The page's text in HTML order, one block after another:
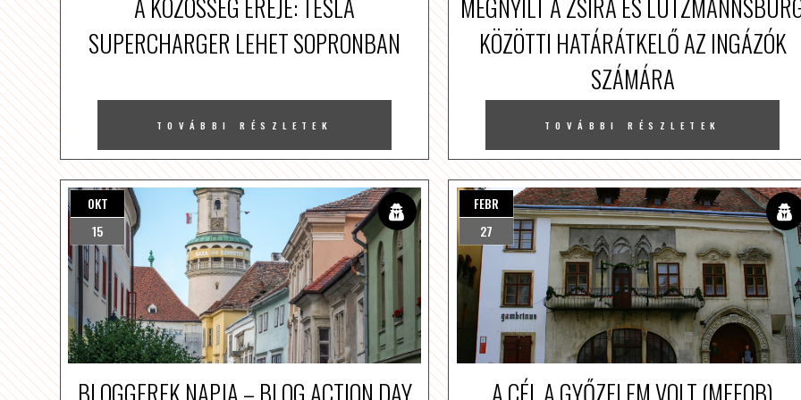
A KÖZÖSSÉG EREJE: TESLA
SUPERCHARGER LEHET SOPRONBAN
TOVÁBBI RÉSZLETEK
MEGNYÍLT A ZSIRA ÉS
KÖZÖTTI HATÁRÁTKELŐ AZ INGÁZÓK
SZÁMÁRA
TOVÁBBI RÉSZLETEK
OKT
15
FEBR
27